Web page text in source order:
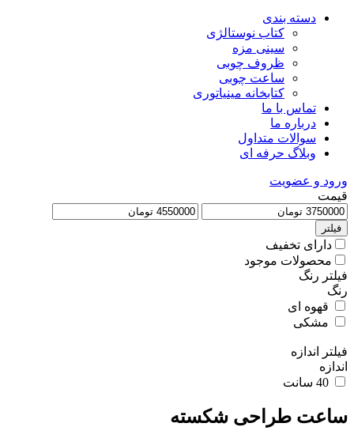
دسته بندی
کتاب نوستالژی
سینی مزه
ظروف چوبی
ساعت چوبی
کتابخانه مینیاتوری
تماس با ما
درباره ما
سوالات متداول
وبلاگ حرفه ای
ورود و عضویت
قیمت
فیلتر
دارای تخفیف
محصولات موجود
فیلتر رنگ
رنگ
قهوه ای
مشکی
فیلتر اندازه
اندازه
ساعت طراحی شکسته